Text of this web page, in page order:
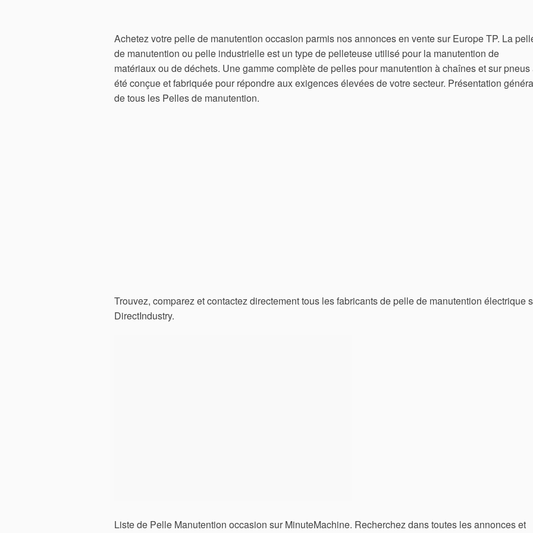
Achetez votre pelle de manutention occasion parmis nos annonces en vente sur Europe TP. La
de manutention ou pelle industrielle est un type de pelleteuse utilisé pour la manutention de
matériaux ou de déchets. Une gamme complète de pelles pour manutention à chaînes et sur pneus
été conçue et fabriquée pour répondre aux exigences élevées de votre secteur. Présentation
de tous les Pelles de manutention.
Trouvez, comparez et contactez directement tous les fabricants de pelle de manutention électrique
DirectIndustry.
Liste de Pelle Manutention occasion sur MinuteMachine. Recherchez dans toutes les annonces et